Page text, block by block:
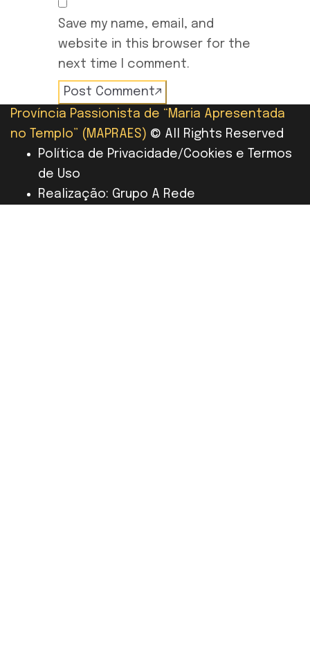
Save my name, email, and
website in this browser for the
next time I comment.
Post Comment
Província Passionista de “Maria Apresentada
no Templo” (MAPRAES) © All Rights Reserved
Política de Privacidade/Cookies e Termos
de Uso
Realização: Grupo A Rede